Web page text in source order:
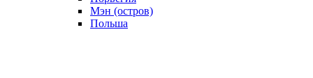
Мэн (остров)
Польша